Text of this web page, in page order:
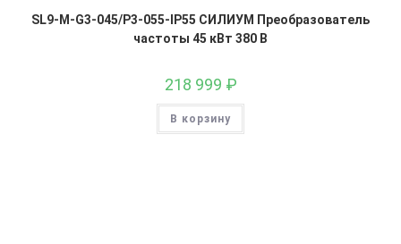
SL9-M-G3-045/P3-055-IP55 СИЛИУМ Преобразователь
частоты 45 кВт 380 В
218 999 ₽
В корзину